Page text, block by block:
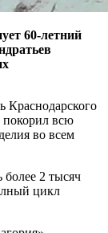
60-летний
Краснодарского
всю
во всем
2 тысяч
цикл